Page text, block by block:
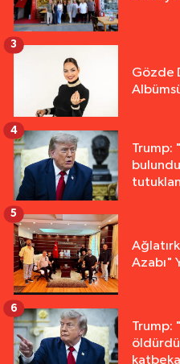
Gözde
3
Trump:
4
Azabı"
5
Trump:
6